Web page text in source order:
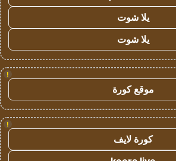
يلا شوت
يلا شوت
!
موقع كورة
!
كورة لايف